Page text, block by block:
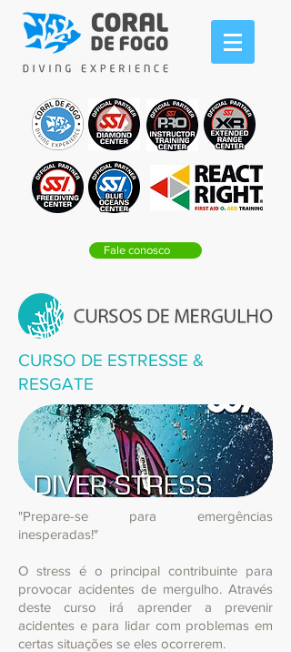
Fale conosco
CURSO DE ESTRESSE &
RESGATE
"Prepare-se para emergências
inesperadas!"
O stress é o principal contribuinte para
provocar acidentes de mergulho. Através
deste curso irá aprender a prevenir
acidentes e para lidar com problemas em
certas situações se eles ocorrerem.